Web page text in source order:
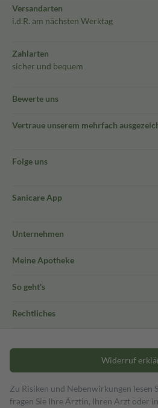
Versandarten
i.d.R. am nächsten Werktag
Zahlarten
sicher und bequem
Bewerte uns
Vertraue unserem mehrfach
Folge uns
Sanicare App
Unternehmen
Meine Apotheke
So geht's
Rechtliches
Widerruf
Zu Risiken und Nebenwirkungen lesen
fragen Sie Ihre Ärztin, Ihren Arzt oder